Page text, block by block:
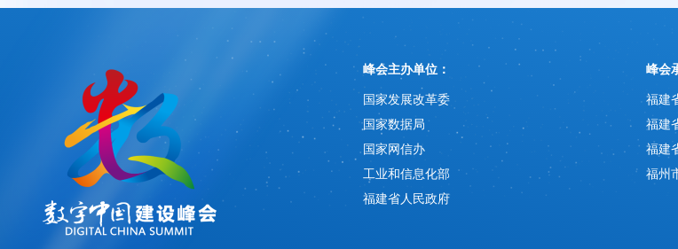
峰会主办单位：
国家发展改革委
国家数据局
国家网信办
工业和信息化部
福建省人民政府
峰会
福建
福建
福建
福州